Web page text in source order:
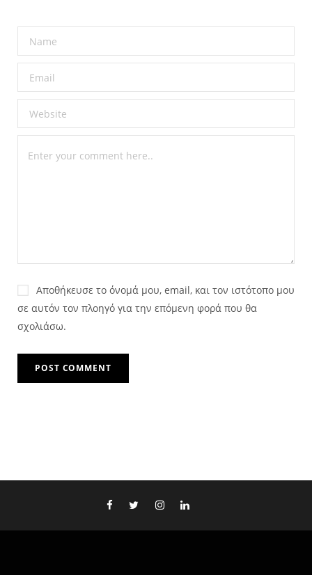
Αποθήκευσε το όνομά μου, email, και τον ιστότοπο μου
σε αυτόν τον πλοηγό για την επόμενη φορά που θα
σχολιάσω.